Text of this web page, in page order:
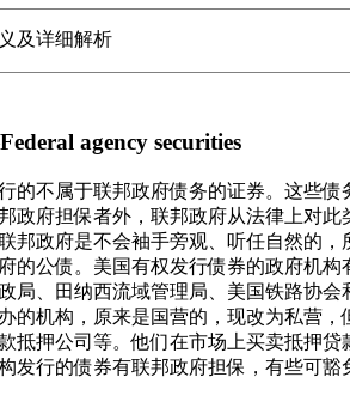
及详细解析
agency securities
的不属于联邦政府债务的证券。这些
政府担保者外，联邦政府从法律上对
邦政府是不会袖手旁观、听任自然的
的公债。美国有权发行债券的政府机
局、田纳西流域管理局、美国铁路协
的机构，原来是国营的，现改为私营
抵押公司等。他们在市场上买卖抵押
发行的债券有联邦政府担保，有些可